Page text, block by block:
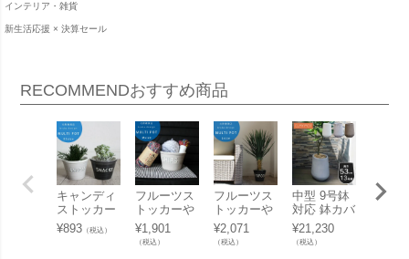
インテリア・雑貨
新生活応援 × 決算セール
RECOMMENDおすすめ商品
キャンディ
ストッカー
や鉢カバー
としても使
¥893（税込）
フルーツス
トッカーや
鉢カバーと
しても使え
る小物入れ
¥1,901
（税込）
フルーツス
トッカーや
鉢カバーと
しても使え
る「陶器の
¥2,071
（税込）
中型 9号鉢
対応 鉢カバ
ー 「 クレ
イポット
（CLAYPO
¥21,230
（税込）
大型